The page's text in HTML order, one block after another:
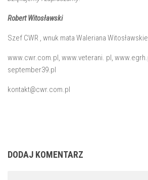
Robert Witosławski
Szef CWR , wnuk mata Waleriana
www.cwr.com.pl, www.veterani. pl,
september39.pl
kontakt@cwr.com.pl
DODAJ KOMENTARZ